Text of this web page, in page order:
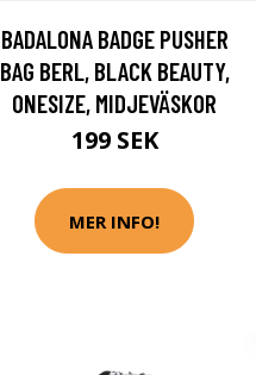
BADALONA BADGE PUSHER
BAG BERL, BLACK BEAUTY,
ONESIZE, MIDJEVÄSKOR
199 SEK
MER INFO!